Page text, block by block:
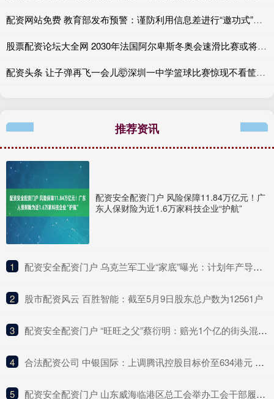
配资网站免费 教育部发布预警：谨防利用信息差进行“邀功式”诈骗
股票配资论坛大全网 2030年法国阿尔卑斯冬奥会速滑比赛或将在荷兰举行
配资头条 让子弹再飞一会儿🤯深圳一中学篮球比赛惊现不看筐背投压哨绝杀
推荐资讯
配资安全配资门户 风险保障11.84万亿元！广
东人保财险为近1.6万家科技企业“护航”
1 ​配资安全配资门户 乌克兰军工业“家底”曝光：计划年产导弹7000枚、无人机约1800万架！美国这一新计划，北约5国拒绝加入……
2 ​股市配资风云 百胜智能：截至5月9日股东总户数为12561户
3 ​配资安全配资门户 “旺旺之父”蔡衍明：赔光1个亿的街头混混，坐拥7个老婆9个娃_台湾_家族_市场
4 ​合法配资公司 中银国际：上调腾讯控股目标价至634港元 重申“买入”评级
5 ​配资安全配资门户 山东威海临港区总工会举办工会干部履职能力提升培训班